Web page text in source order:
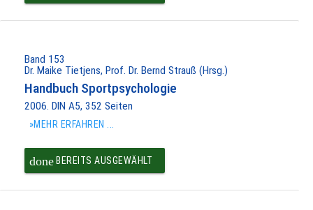
Band 153
Dr. Maike Tietjens, Prof. Dr. Bernd Strauß (Hrsg.)
Handbuch Sportpsychologie
2006. DIN A5, 352 Seiten
»MEHR ERFAHREN ...
doneBEREITS AUSGEWÄHLT